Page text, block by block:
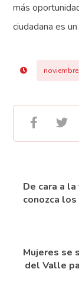
más
ciudadana es
De cara a
conozca
Mujeres se
del Valle